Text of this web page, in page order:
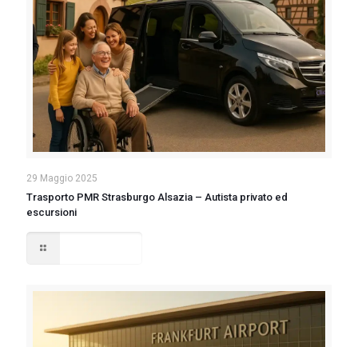
29 Maggio 2025
Trasporto PMR Strasburgo Alsazia – Autista privato ed
escursioni